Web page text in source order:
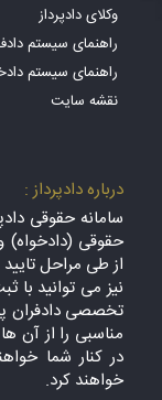
وکلای دادپرداز
راهنمای سیستم
راهنمای سیستم
نقشه سایت
درباره دادپرداز :
سامانه حقوقی
حقوقی (دادخواه)
از طی مراحل
نیز می توانید
تخصصی دادفران
مناسبی را از آن
در کنار شما
خواهند کرد.